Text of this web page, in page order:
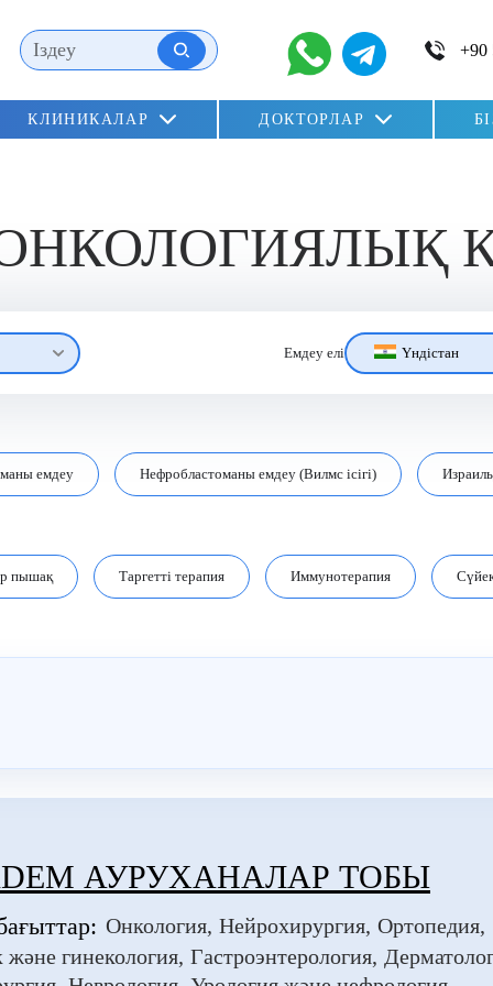
КЛИНИКАЛАР ДОКТОРЛАР
Емдеу елі Үндістан
емдеу Нефробластоманы емдеу (Вилмс ісігі)
пышақ Таргетті терапия Иммунотерапия
АУРУХАНАЛАР ТОБЫ
Онкология Нейрохирургия Ортопедия
және гинекология Гастроэнтерология